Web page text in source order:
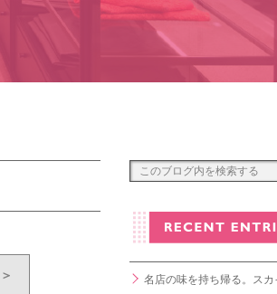
＞
名店の味を持ち帰る。スカ